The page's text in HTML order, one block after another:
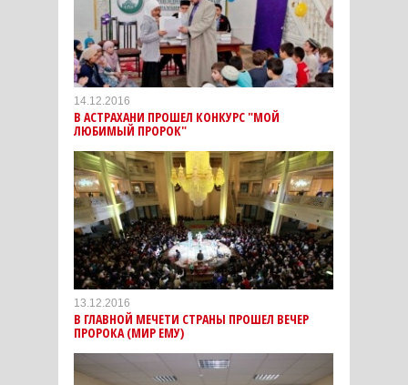
14.12.2016
В АСТРАХАНИ ПРОШЕЛ КОНКУРС "МОЙ
ЛЮБИМЫЙ ПРОРОК"
13.12.2016
В ГЛАВНОЙ МЕЧЕТИ СТРАНЫ ПРОШЕЛ ВЕЧЕР
ПРОРОКА (МИР ЕМУ)